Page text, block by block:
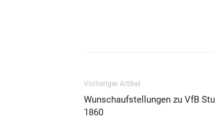
Vorheriger Artikel
Wunschaufstellungen zu VfB
1860